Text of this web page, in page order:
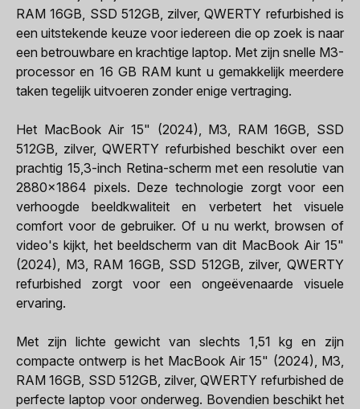
RAM 16GB, SSD 512GB, zilver, QWERTY refurbished is
een uitstekende keuze voor iedereen die op zoek is naar
een betrouwbare en krachtige laptop. Met zijn snelle M3-
processor en 16 GB RAM kunt u gemakkelijk meerdere
taken tegelijk uitvoeren zonder enige vertraging.
Het MacBook Air 15" (2024), M3, RAM 16GB, SSD
512GB, zilver, QWERTY refurbished beschikt over een
prachtig 15,3-inch Retina-scherm met een resolutie van
2880x1864 pixels. Deze technologie zorgt voor een
verhoogde beeldkwaliteit en verbetert het visuele
comfort voor de gebruiker. Of u nu werkt, browsen of
video's kijkt, het beeldscherm van dit MacBook Air 15"
(2024), M3, RAM 16GB, SSD 512GB, zilver, QWERTY
refurbished zorgt voor een ongeëvenaarde visuele
ervaring.
Met zijn lichte gewicht van slechts 1,51 kg en zijn
compacte ontwerp is het MacBook Air 15" (2024), M3,
RAM 16GB, SSD 512GB, zilver, QWERTY refurbished de
perfecte laptop voor onderweg. Bovendien beschikt het